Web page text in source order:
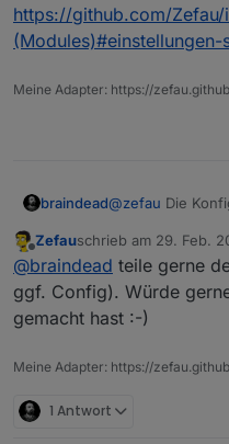
https://github.com/
(Modules)#einstellungen-
Meine Adapter: https://
braindead@zefau Die
nach einer
nachdenken, ob
anbietest. Ich
deutlich einfacher
Mir ist auch
Fenstern eine
sind immer die
gut, wenn man
Offline
Zefauschrieb am 29. Feb.
zuletzt editiert von
@braindead teile gerne
ggf. Config). Würde
gemacht hast :-)
Meine Adapter: https://
1 Antwort